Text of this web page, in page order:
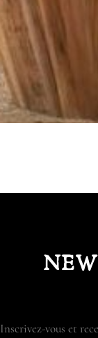
Inscrivez-vous et